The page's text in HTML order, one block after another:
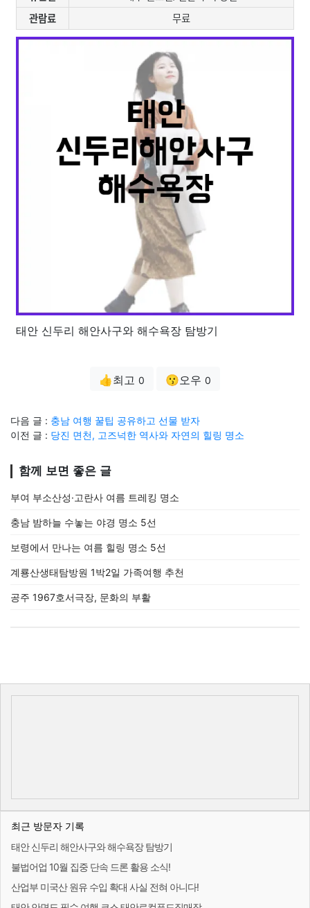
관람료
무료
태안 신두리 해안사구와 해수욕장 탐방기
👍최고 0 😗오우 0
다음 글 : 충남 여행 꿀팁 공유하고 선물 받자
이전 글 : 당진 면천, 고즈넉한 역사와 자연의 힐링 명소
함께 보면 좋은 글
부여 부소산성·고란사 여름 트레킹 명소
충남 밤하늘 수놓는 야경 명소 5선
보령에서 만나는 여름 힐링 명소 5선
계룡산생태탐방원 1박2일 가족여행 추천
공주 1967호서극장, 문화의 부활
최근 방문자 기록
태안 신두리 해안사구와 해수욕장 탐방기
불법어업 10월 집중 단속 드론 활용 소식!
산업부 미국산 원유 수입 확대 사실 전혀 아니다!